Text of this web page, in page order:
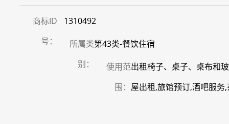
商标ID
号：
1310492
所属类
别：
第43类-餐饮住宿
使用范
围：
出租椅子、桌子、桌布和
屋出租,旅馆预订,酒吧服